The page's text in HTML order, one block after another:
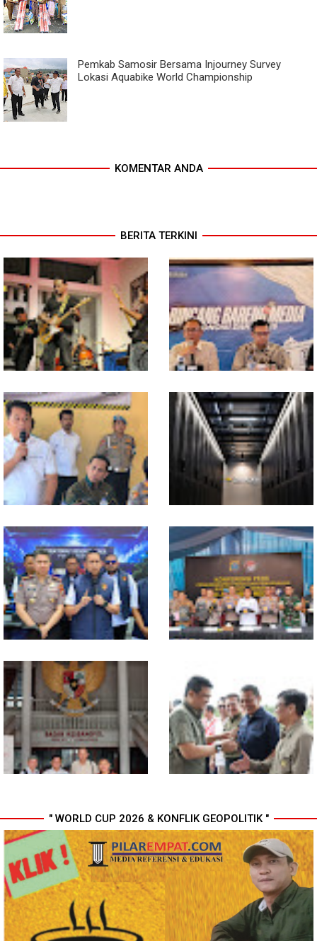
Pemkab Samosir Bersama Injourney Survey
Lokasi Aquabike World Championship
KOMENTAR ANDA
BERITA TERKINI
In Release02,Hansen Teo:
Band Medan Harus Berani
Bereskperimen
Ekonomi Sumut Triwulan II
2026 berkisar 5,06 Persen, BI :
Konsumsi RT dan
Perdagangan CPO
Penyumbang Tertinggi
Polresta Deliserdang
Musnahkan 1,2 Kilo Gram
Sabu-sabu: Tiga Tersangka
Gagal Edarkan Ribuan Dosis
Narkoba
Indosat, Ooredoo Group,
Nokia, dan NVIDIA Luncurkan
Zankore by Indosat, Siap
Layani Kawasan Asia-Pasifik
dengan Platform Infrastruktur
AI Terintegerasi
Polda Sumut Bongkar Sindikat
Scamming Internasional di
Apartemen Medan, Korban
Rugi Rp6,7 Miliar
Selama 300 Hari, Polrestabes
Medan Tangkap 1.434
Tersangka Narkoba
MIO Indonesia Sumut Resmi
Daftarkan Organisasi ke
Kesbangpol, Langkah Awal
Perkuat Profesionalisme
Media Online
Komisi D DPRDSU Ikut Gubsu
Bobby Nasution Berkantor di
Nias
" WORLD CUP 2026 & KONFLIK GEOPOLITIK "